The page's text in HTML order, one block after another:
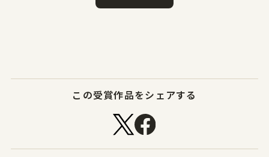
この受賞作品をシェアする